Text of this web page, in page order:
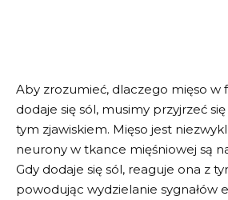
Aby zrozumieć, dlaczego mięso w
dodaje się sól, musimy przyjrzeć
tym zjawiskiem. Mięso jest
neurony w tkance mięśniowej są
Gdy dodaje się sól, reaguje ona z
powodując wydzielanie sygnałów